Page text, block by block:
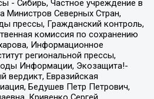
- Сибирь, Частное учреждение в
Министров Северных Стран,
прессы, Гражданский контроль,
комиссия по сохранению
Информационное
региональной прессы,
Информации, Экозащита!-
вердикт, Евразийская
Бедушев Петр Петрович,